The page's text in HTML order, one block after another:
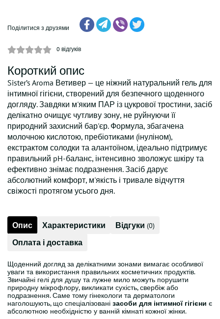
Поділитися з друзями
0 відгуків
Короткий опис
Sister’s Aroma Ветивер — це ніжний натуральний гель для
інтимної гігієни, створений для безпечного щоденного
догляду. Завдяки м'яким ПАР із цукрової тростини, засіб
делікатно очищує чутливу зону, не руйнуючи її
природний захисний бар'єр. Формула, збагачена
молочною кислотою, пребіотиками (інуліном),
екстрактом солодки та алантоїном, ідеально підтримує
правильний pH-баланс, інтенсивно зволожує шкіру та
ефективно знімає подразнення. Засіб дарує
абсолютний комфорт, м'якість і тривале відчуття
свіжості протягом усього дня.
Опис Характеристики Відгуки (0)
Оплата і доставка
Щоденний догляд за делікатними зонами вимагає особливої
уваги та використання правильних косметичних продуктів.
Звичайні гелі для душу та лужне мило можуть порушити
природну мікрофлору, викликати сухість, свербіж або
подразнення. Саме тому гінекологи та дерматологи
наголошують, що спеціалізовані засоби для інтимної гігієни є
абсолютною необхідністю у ванній кімнаті кожної жінки.